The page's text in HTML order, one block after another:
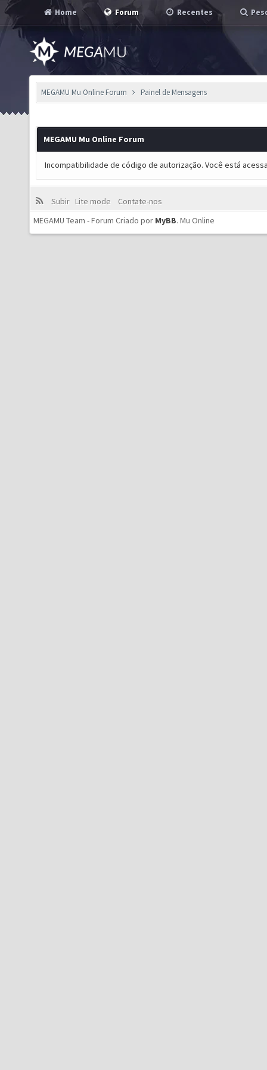
Home Forum Recentes
MEGAMU Mu Online Forum Painel de Mensagens
MEGAMU Mu Online Forum
Incompatibilidade de código de autorização. Você está
Subir Lite mode
Contate-nos
MEGAMU Team - Forum Criado por MyBB. Mu Online